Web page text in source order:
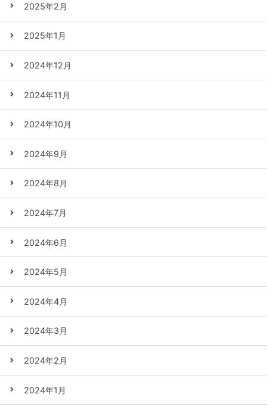
2025年2月
2025年1月
2024年12月
2024年11月
2024年10月
2024年9月
2024年8月
2024年7月
2024年6月
2024年5月
2024年4月
2024年3月
2024年2月
2024年1月